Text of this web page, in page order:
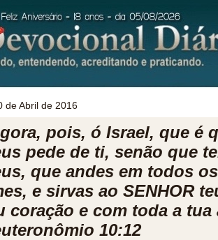
de Abril de 2016
pois, ó Israel, que é
pede de ti, senão que
que andes em todos
e sirvas ao SENHOR
coração e com toda a tua
10:12